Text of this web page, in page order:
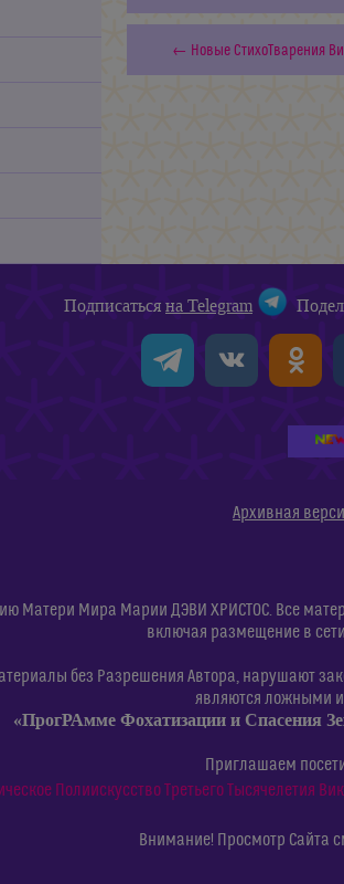
← Новые СтихоТварения
Подписатьсяна Telegram
Архивная
Матери Мира Марии ДЭВИ ХРИСТОС. Все
включая размещение в
без Разрешения Автора, нарушают
являются ложными и
«ПрогРАмме Фохатизации и
Приглашаем
Полиискусство Третьего Тысячелетия
Внимание! Просмотр Сайта